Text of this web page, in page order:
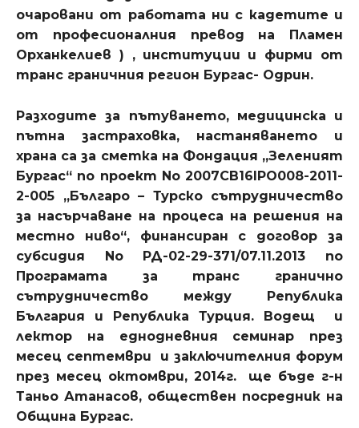
очаровани от работата ни с кадетите и
от професионалния превод на Пламен
Орханкелиев ) , институции и фирми от
транс граничния регион Бургас- Одрин.
Разходите за пътуването, медицинска и
пътна застраховка, настаняването и
храна са за сметка на Фондация „Зеленият
Бургас“ по проект No 2007CB16IPO008-2011-
2-005 „Българо – Турско сътрудничество
за насърчаване на процеса на решения на
местно ниво“, финансиран с договор за
субсидия No РД-02-29-371/07.11.2013 по
Програмата за транс гранично
сътрудничество между Република
България и Република Турция. Водещ и
лектор на еднодневния семинар през
месец септември и заключителния форум
през месец октомври, 2014г. ще бъде г-н
Таньо Атанасов, обществен посредник на
Община Бургас.